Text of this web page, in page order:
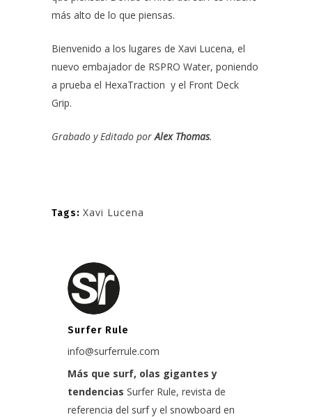
más alto de lo que piensas.
Bienvenido a los lugares de Xavi Lucena, el
nuevo embajador de RSPRO Water, poniendo
a prueba el HexaTraction y el Front Deck
Grip.
Grabado y Editado porAlex Thomas.
Tags: Xavi Lucena
Surfer Rule
info@surferrule.com
Más que surf, olas gigantes y
tendencias Surfer Rule, revista de
referencia del surf y el snowboard en